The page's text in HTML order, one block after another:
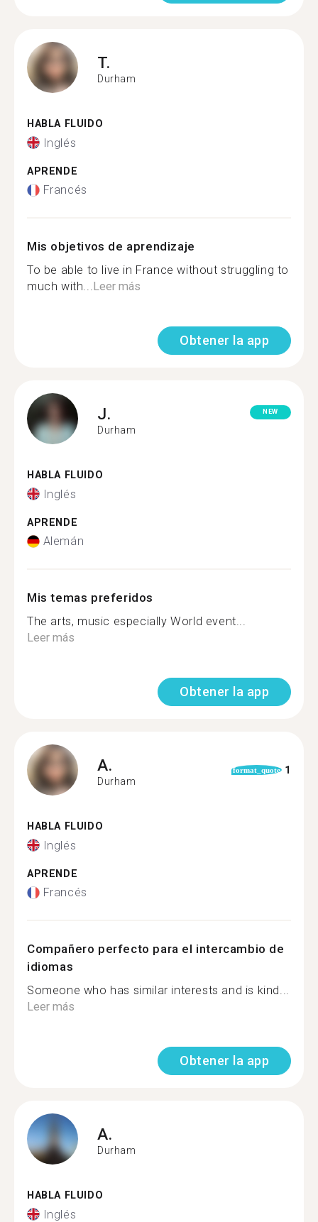
T.
Durham
HABLA FLUIDO
Inglés
APRENDE
Francés
Mis objetivos de aprendizaje
To be able to live in France without struggling to
much with...Leer más
Obtener la app
J.
Durham
NEW
HABLA FLUIDO
Inglés
APRENDE
Alemán
Mis temas preferidos
The arts, music especially World event...
Leer más
Obtener la app
A.
Durham
format_quote 1
HABLA FLUIDO
Inglés
APRENDE
Francés
Compañero perfecto para el intercambio de
idiomas
Someone who has similar interests and is kind...
Leer más
Obtener la app
A.
Durham
HABLA FLUIDO
Inglés